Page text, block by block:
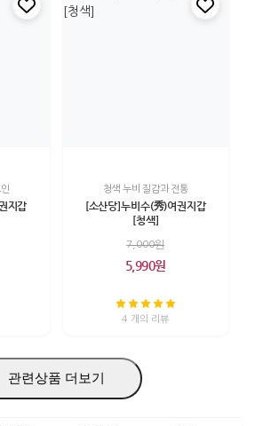
지갑
청색 누비 질감과 전통
[소산당]누비수(秀)여권지갑
[청색]
7,000원
5,990원
4 개의 리뷰
관련상품 더보기